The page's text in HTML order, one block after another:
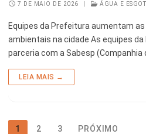
7 DE MAIO DE 2026 ÁGUA E
Equipes da Prefeitura aumentam
ambientais na cidade As equipes
parceria com a Sabesp (Companhia
LEIA MAIS →
1 2 3 PRÓXIMO